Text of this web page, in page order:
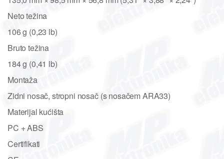
Neto težina
106 g (0,23 lb)
Bruto težina
184 g (0,41 lb)
Montaža
Zidni nosač, stropni nosač (s nosačem ARA33)
Materijal kućišta
PC + ABS
Certifikati